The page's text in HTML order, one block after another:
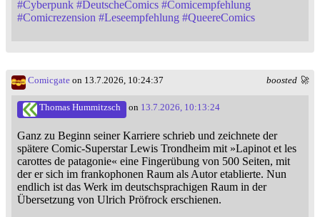
#Cyberpunk #DeutscheComics #Comicempfehlung
#Comicrezension #Leseempfehlung #QueereComics
boosted 🚀
Comicgate on 13.7.2026, 10:24:37
Thomas Hummitzsch on 13.7.2026, 10:13:24
Ganz zu Beginn seiner Karriere schrieb und zeichnete der
spätere Comic-Superstar Lewis Trondheim mit »Lapinot et les
carottes de patagonie« eine Fingerübung von 500 Seiten, mit
der er sich im frankophonen Raum als Autor etablierte. Nun
endlich ist das Werk im deutschsprachigen Raum in der
Übersetzung von Ulrich Pröfrock erschienen.